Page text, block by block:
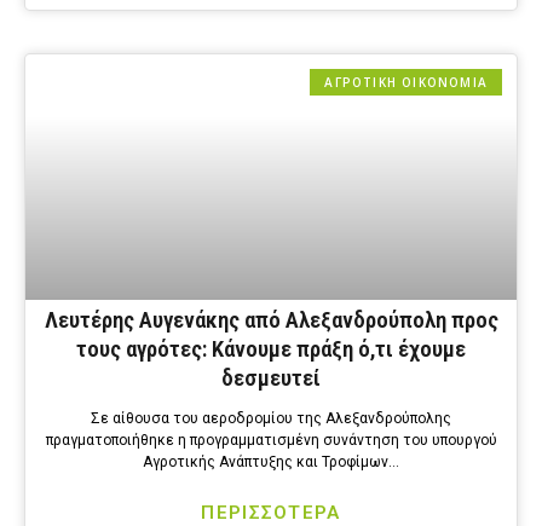
ΑΓΡΟΤΙΚΗ ΟΙΚΟΝΟΜΙΑ
Λευτέρης Αυγενάκης από Αλεξανδρούπολη προς
τους αγρότες: Κάνουμε πράξη ό,τι έχουμε
δεσμευτεί
Σε αίθουσα του αεροδρομίου της Αλεξανδρούπολης
πραγματοποιήθηκε η προγραμματισμένη συνάντηση του υπουργού
Αγροτικής Ανάπτυξης και Τροφίμων…
ΠΕΡΙΣΣΟΤΕΡΑ